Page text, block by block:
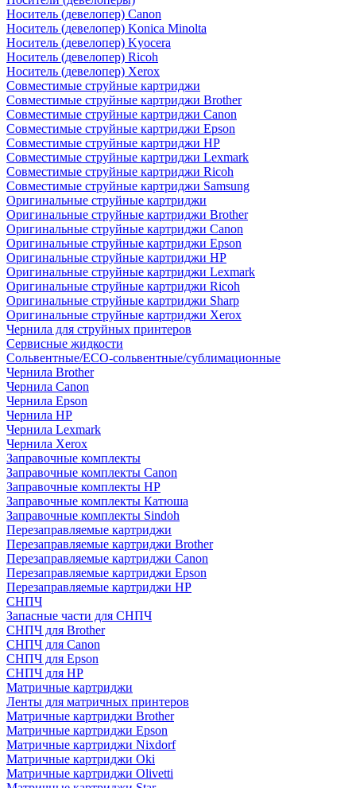
Носитель (девелопер) Canon
Носитель (девелопер) Konica Minolta
Носитель (девелопер) Kyocera
Носитель (девелопер) Ricoh
Носитель (девелопер) Xerox
Совместимые струйные картриджи
Совместимые струйные картриджи Brother
Совместимые струйные картриджи Canon
Совместимые струйные картриджи Epson
Совместимые струйные картриджи HP
Совместимые струйные картриджи Lexmark
Совместимые струйные картриджи Ricoh
Совместимые струйные картриджи Samsung
Оригинальные струйные картриджи
Оригинальные струйные картриджи Brother
Оригинальные струйные картриджи Canon
Оригинальные струйные картриджи Epson
Оригинальные струйные картриджи HP
Оригинальные струйные картриджи Lexmark
Оригинальные струйные картриджи Ricoh
Оригинальные струйные картриджи Sharp
Оригинальные струйные картриджи Xerox
Чернила для струйных принтеров
Сервисные жидкости
Сольвентные/ECO-сольвентные/сублимационные
Чернила Brother
Чернила Canon
Чернила Epson
Чернила HP
Чернила Lexmark
Чернила Xerox
Заправочные комплекты
Заправочные комплекты Canon
Заправочные комплекты HP
Заправочные комплекты Катюша
Заправочные комплекты Sindoh
Перезаправляемые картриджи
Перезаправляемые картриджи Brother
Перезаправляемые картриджи Canon
Перезаправляемые картриджи Epson
Перезаправляемые картриджи HP
СНПЧ
Запасные части для СНПЧ
СНПЧ для Brother
СНПЧ для Canon
СНПЧ для Epson
СНПЧ для HP
Матричные картриджи
Ленты для матричных принтеров
Матричные картриджи Brother
Матричные картриджи Epson
Матричные картриджи Nixdorf
Матричные картриджи Oki
Матричные картриджи Olivetti